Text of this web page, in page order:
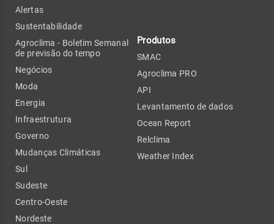
Alertas
Sustentabilidade
Agroclima - Boletim Semanal
de previsão do tempo
Negócios
Moda
Energia
Infraestrutura
Governo
Mudanças Climáticas
Sul
Sudeste
Centro-Oeste
Nordeste
Produtos
SMAC
Agroclima PRO
API
Levantamento de dados
Ocean Report
Relclima
Weather Index